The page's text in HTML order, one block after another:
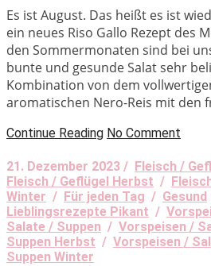
Es ist August. Das heißt es ist
ein neues Riso Gallo Rezept des
den Sommermonaten sind bei
bunte und gesunde Salat sehr
Kombination von dem
aromatischen Nero-Reis mit den
Continue Reading No Comment
21. Dezember 2023 / Fleisch /
Fleisch / Geflügel Herbst /
Winter / Für jeden Tag / Gesund
Lieblingsrezepte Pikant /
Salate / Suppen / Vorspeisen /
Suppen Herbst / Vorspeisen /
Suppen Winter